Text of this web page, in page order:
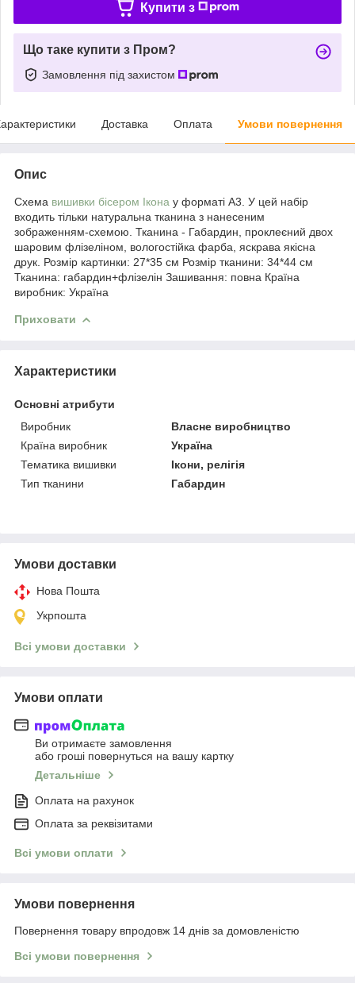
Купити з
Що таке купити з Пром?
Замовлення під захистом
Доставка Оплата Умови повернення
Опис
Схема вишивки бісером Ікона у форматі А3. У цей набір
входить тільки натуральна тканина з нанесеним
зображенням-схемою. Тканина - Габардин, проклеєний двох
шаровим флізеліном, вологостійка фарба, яскрава якісна
друк. Розмір картинки: 27*35 см Розмір тканини: 34*44 см
Тканина: габардин+флізелін Зашивання: повна Країна
виробник: Україна
Приховати
Характеристики
Основні атрибути
Виробник
Власне виробництво
Країна виробник
Україна
Тематика вишивки
Ікони, релігія
Тип тканини
Габардин
Умови доставки
Нова Пошта
Укрпошта
Всі умови доставки
Умови оплати
Ви отримаєте замовлення
або гроші повернуться на вашу картку
Детальніше
Оплата на рахунок
Оплата за реквізитами
Всі умови оплати
Умови повернення
Повернення товару впродовж 14 днів за домовленістю
Всі умови повернення